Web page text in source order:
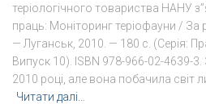
теріологічного товариства НАНУ
праць: Моніторинг теріофауни / За
— Луганськ, 2010. — 180 с. (Серія:
Випуск 10). ISBN 978-966-02-4639-3.
2010 році, але вона побачила світ
Читати далі…